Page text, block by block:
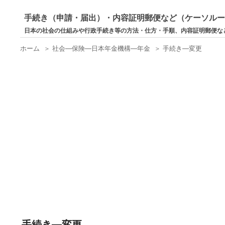
手続き（申請・届出）・内容証明郵便など（ケーソルー
日本の社会の仕組みや行政手続き等の方法・仕方・手順、内容証明郵便
ホーム ＞社会―保険―日本年金機構―年金 ＞手続き―変更